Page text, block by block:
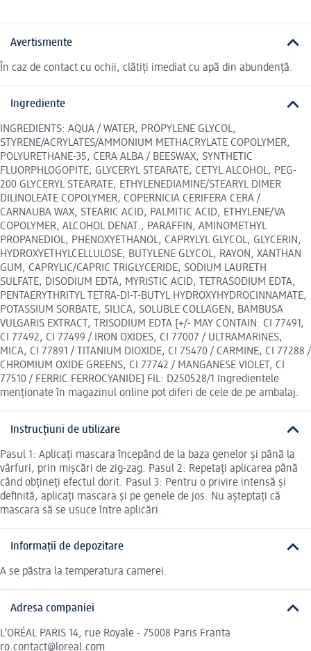
Avertismente
În caz de contact cu ochii, clătiți imediat cu apă din abundență.
Ingrediente
INGREDIENTS: AQUA / WATER, PROPYLENE GLYCOL,
STYRENE/ACRYLATES/AMMONIUM METHACRYLATE COPOLYMER,
POLYURETHANE-35, CERA ALBA / BEESWAX, SYNTHETIC
FLUORPHLOGOPITE, GLYCERYL STEARATE, CETYL ALCOHOL, PEG-
200 GLYCERYL STEARATE, ETHYLENEDIAMINE/STEARYL DIMER
DILINOLEATE COPOLYMER, COPERNICIA CERIFERA CERA /
CARNAUBA WAX, STEARIC ACID, PALMITIC ACID, ETHYLENE/VA
COPOLYMER, ALCOHOL DENAT., PARAFFIN, AMINOMETHYL
PROPANEDIOL, PHENOXYETHANOL, CAPRYLYL GLYCOL, GLYCERIN,
HYDROXYETHYLCELLULOSE, BUTYLENE GLYCOL, RAYON, XANTHAN
GUM, CAPRYLIC/CAPRIC TRIGLYCERIDE, SODIUM LAURETH
SULFATE, DISODIUM EDTA, MYRISTIC ACID, TETRASODIUM EDTA,
PENTAERYTHRITYL TETRA-DI-T-BUTYL HYDROXYHYDROCINNAMATE,
POTASSIUM SORBATE, SILICA, SOLUBLE COLLAGEN, BAMBUSA
VULGARIS EXTRACT, TRISODIUM EDTA [+/- MAY CONTAIN: CI 77491,
CI 77492, CI 77499 / IRON OXIDES, CI 77007 / ULTRAMARINES,
MICA, CI 77891 / TITANIUM DIOXIDE, CI 75470 / CARMINE, CI 77288 /
CHROMIUM OXIDE GREENS, CI 77742 / MANGANESE VIOLET, CI
77510 / FERRIC FERROCYANIDE] FIL: D250528/1 Ingredientele
menționate în magazinul online pot diferi de cele de pe ambalaj.
Instrucțiuni de utilizare
Pasul 1: Aplicați mascara începând de la baza genelor și până la
vârfuri, prin mișcări de zig-zag. Pasul 2: Repetați aplicarea până
când obțineți efectul dorit. Pasul 3: Pentru o privire intensă și
definită, aplicați mascara și pe genele de jos. Nu așteptați că
mascara să se usuce între aplicări.
Informații de depozitare
A se păstra la temperatura camerei.
Adresa companiei
L’ORÉAL PARIS 14, rue Royale - 75008 Paris Franta
ro.contact@loreal.com